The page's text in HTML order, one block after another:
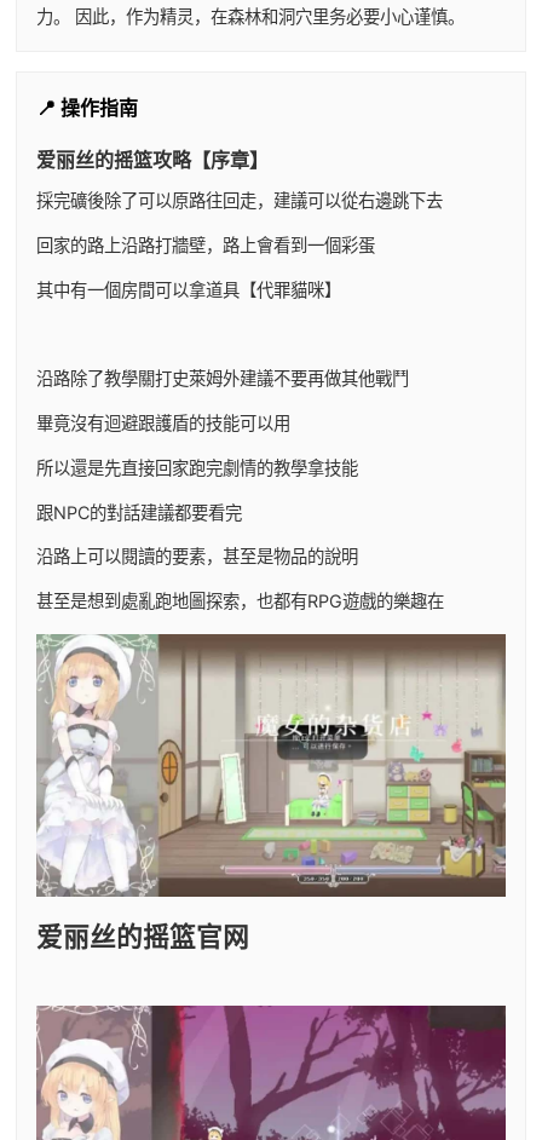
力。 因此，作为精灵，在森林和洞穴里务必要小心谨慎。
📍 操作指南
爱丽丝的摇篮攻略【序章】
採完礦後除了可以原路往回走，建議可以從右邊跳下去
回家的路上沿路打牆壁，路上會看到一個彩蛋
其中有一個房間可以拿道具【代罪貓咪】
沿路除了教學關打史萊姆外建議不要再做其他戰鬥
畢竟沒有迴避跟護盾的技能可以用
所以還是先直接回家跑完劇情的教學拿技能
跟NPC的對話建議都要看完
沿路上可以閱讀的要素，甚至是物品的說明
甚至是想到處亂跑地圖探索，也都有RPG遊戲的樂趣在
爱丽丝的摇篮官网